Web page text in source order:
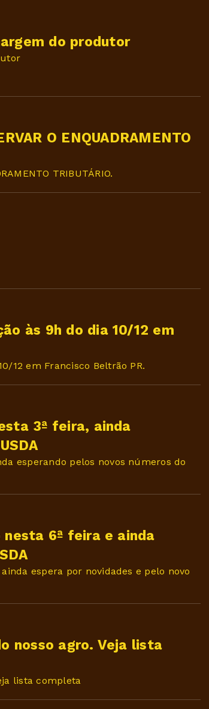
do produtor
O ENQUADRAMENTO
TRIBUTÁRIO.
às 9h do dia 10/12 em
12 em Francisco Beltrão PR.
3ª feira, ainda
esperando pelos novos números do
6ª feira e ainda
espera por novidades e pelo novo
nosso agro. Veja lista
lista completa